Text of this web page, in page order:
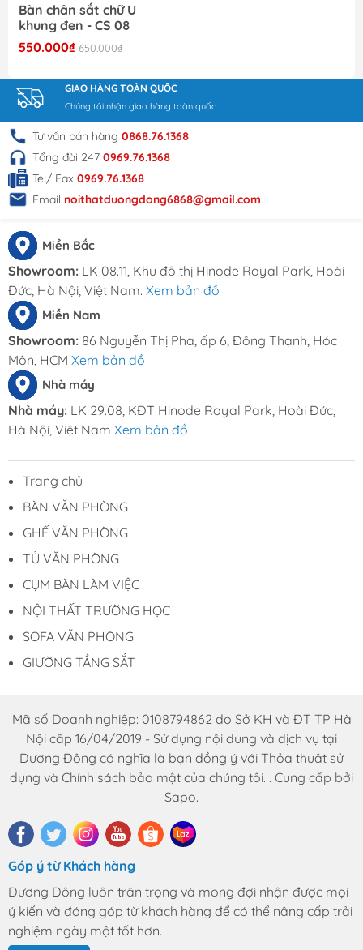
Bàn chân sắt chữ U
khung đen - CS 08
550.000₫ 650.000₫
GIAO HÀNG TOÀN QUỐC
Chúng tôi nhận giao hàng toàn quốc
Tư vấn bán hàng 0868.76.1368
Tổng đài 247 0969.76.1368
Tel/ Fax 0969.76.1368
Email noithatduongdong6868@gmail.com
Miền Bắc
Showroom: LK 08.11, Khu đô thị Hinode Royal Park, Hoài
Đức, Hà Nội, Việt Nam. Xem bản đồ
Miền Nam
Showroom: 86 Nguyễn Thị Pha, ấp 6, Đông Thạnh, Hóc
Môn, HCM Xem bản đồ
Nhà máy
Nhà máy: LK 29.08, KĐT Hinode Royal Park, Hoài Đức,
Hà Nội, Việt Nam Xem bản đồ
Trang chủ
BÀN VĂN PHÒNG
GHẾ VĂN PHÒNG
TỦ VĂN PHÒNG
CỤM BÀN LÀM VIỆC
NỘI THẤT TRƯỜNG HỌC
SOFA VĂN PHÒNG
GIƯỜNG TẦNG SẮT
Mã số Doanh nghiệp: 0108794862 do Sở KH và ĐT TP Hà
Nội cấp 16/04/2019 - Sử dụng nội dung và dịch vụ tại
Dương Đông có nghĩa là bạn đồng ý với Thỏa thuật sử
dụng và Chính sách bảo mật của chúng tôi. . Cung cấp bởi
Sapo.
Góp ý từ Khách hàng
Dương Đông luôn trân trọng và mong đợi nhận được mọi
ý kiến và đóng góp từ khách hàng để có thể nâng cấp trải
nghiệm ngày một tốt hơn.